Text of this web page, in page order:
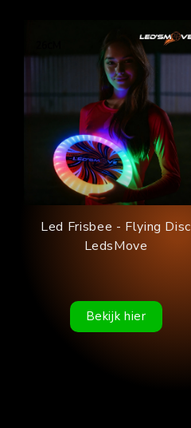
Led Frisbee - Flying Disc
LedsMove
Bekijk hier